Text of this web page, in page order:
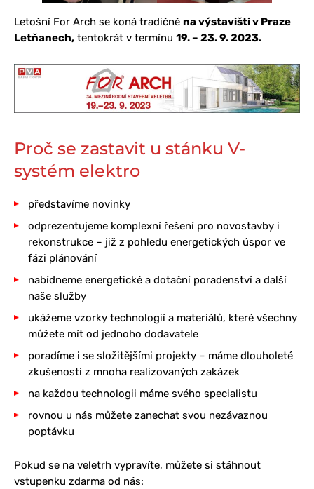
Letošní For Arch se koná tradičně na výstavišti v Praze
Letňanech, tentokrát v termínu 19. – 23. 9. 2023.
Proč se zastavit u stánku V-
systém elektro
představíme novinky
odprezentujeme komplexní řešení pro novostavby i
rekonstrukce – již z pohledu energetických úspor ve
fázi plánování
nabídneme energetické a dotační poradenství a další
naše služby
ukážeme vzorky technologií a materiálů, které všechny
můžete mít od jednoho dodavatele
poradíme i se složitějšími projekty – máme dlouholeté
zkušenosti z mnoha realizovaných zakázek
na každou technologii máme svého specialistu
rovnou u nás můžete zanechat svou nezávaznou
poptávku
Pokud se na veletrh vypravíte, můžete si stáhnout
vstupenku zdarma od nás: